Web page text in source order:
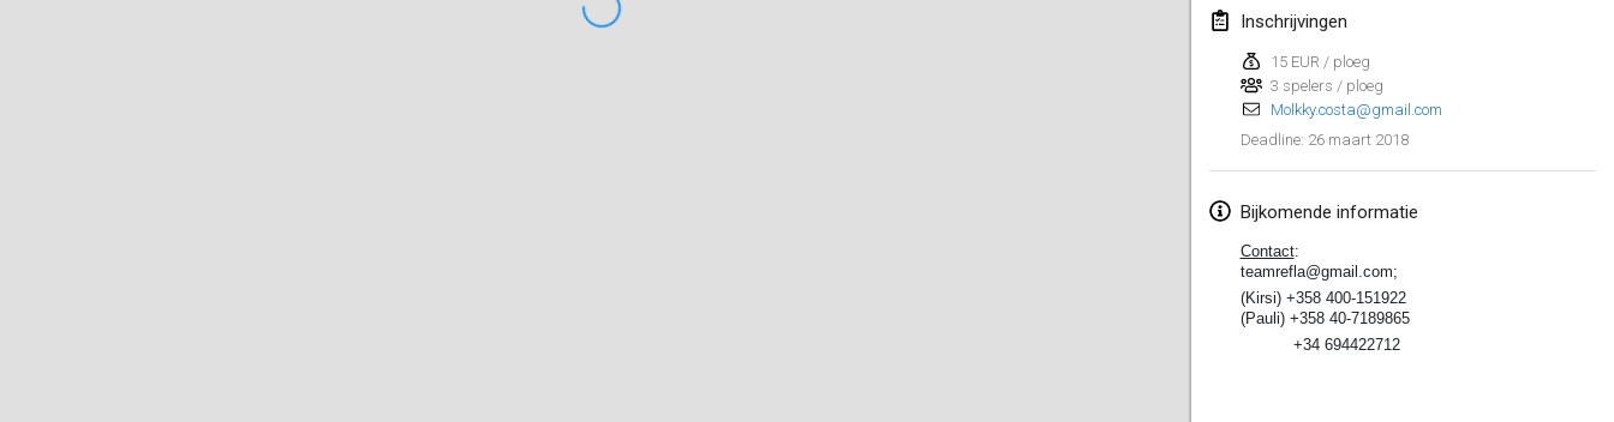
Inschrijvingen
15 EUR / ploeg
3 spelers / ploeg
Molkky.costa@gmail.com
Deadline: 26 maart 2018
Bijkomende informatie
Contact:
teamrefla@gmail.com;
(Kirsi) +358 400-151922
(Pauli) +358 40-7189865
+34 694422712
10 feb. 2018
Faschings-Mölkky
11 feb. 2018|Duitsland
24 feb. 2018|Tsjechië
24 feb. 2018|Finland
Tournoi de l'ASSER